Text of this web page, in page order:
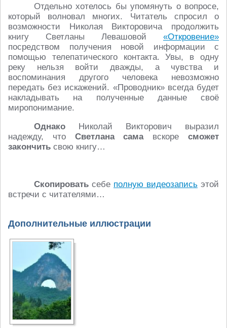
Отдельно хотелось бы упомянуть о вопросе,
который волновал многих. Читатель спросил о
возможности Николая Викторовича продолжить
книгу Светланы Левашовой «Откровение»
посредством получения новой информации с
помощью телепатического контакта. Увы, в одну
реку нельзя войти дважды, а чувства и
воспоминания другого человека невозможно
передать без искажений. «Проводник» всегда будет
накладывать на полученные данные своё
миропонимание.
Однако Николай Викторович выразил
надежду, что Светлана самавскоресможет
закончить свою книгу…
Скопировать себе полную видеозапись этой
встречи с читателями…
Дополнительные иллюстрации